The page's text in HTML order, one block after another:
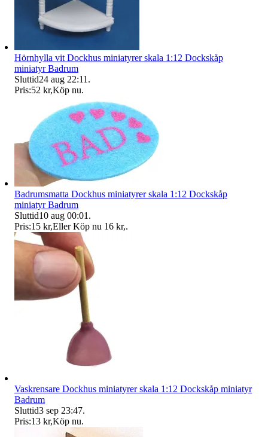
Hörnhylla vit Dockhus miniatyrer skala 1:12 Dockskåp
miniatyr Badrum
Sluttid24 aug 22:11 .
Pris:52 kr,Köp nu.
Badrumsmatta Dockhus miniatyrer skala 1:12 Dockskåp
miniatyr Badrum
Sluttid10 aug 00:01 .
Pris:15 kr,Eller Köp nu 16 kr,.
Vaskrensare Dockhus miniatyrer skala 1:12 Dockskåp miniatyr
Badrum
Sluttid3 sep 23:47.
Pris:13 kr,Köp nu.